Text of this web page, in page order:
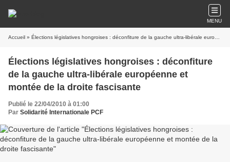
MENU
Accueil » Élections législatives hongroises : déconfiture de la gauche ultra-libérale européenne et montée de la droite fascisante
Élections législatives hongroises : déconfiture
de la gauche ultra-libérale européenne et
montée de la droite fascisante
Publié le 22/04/2010 à 01:00
Par Solidarité Internationale PCF